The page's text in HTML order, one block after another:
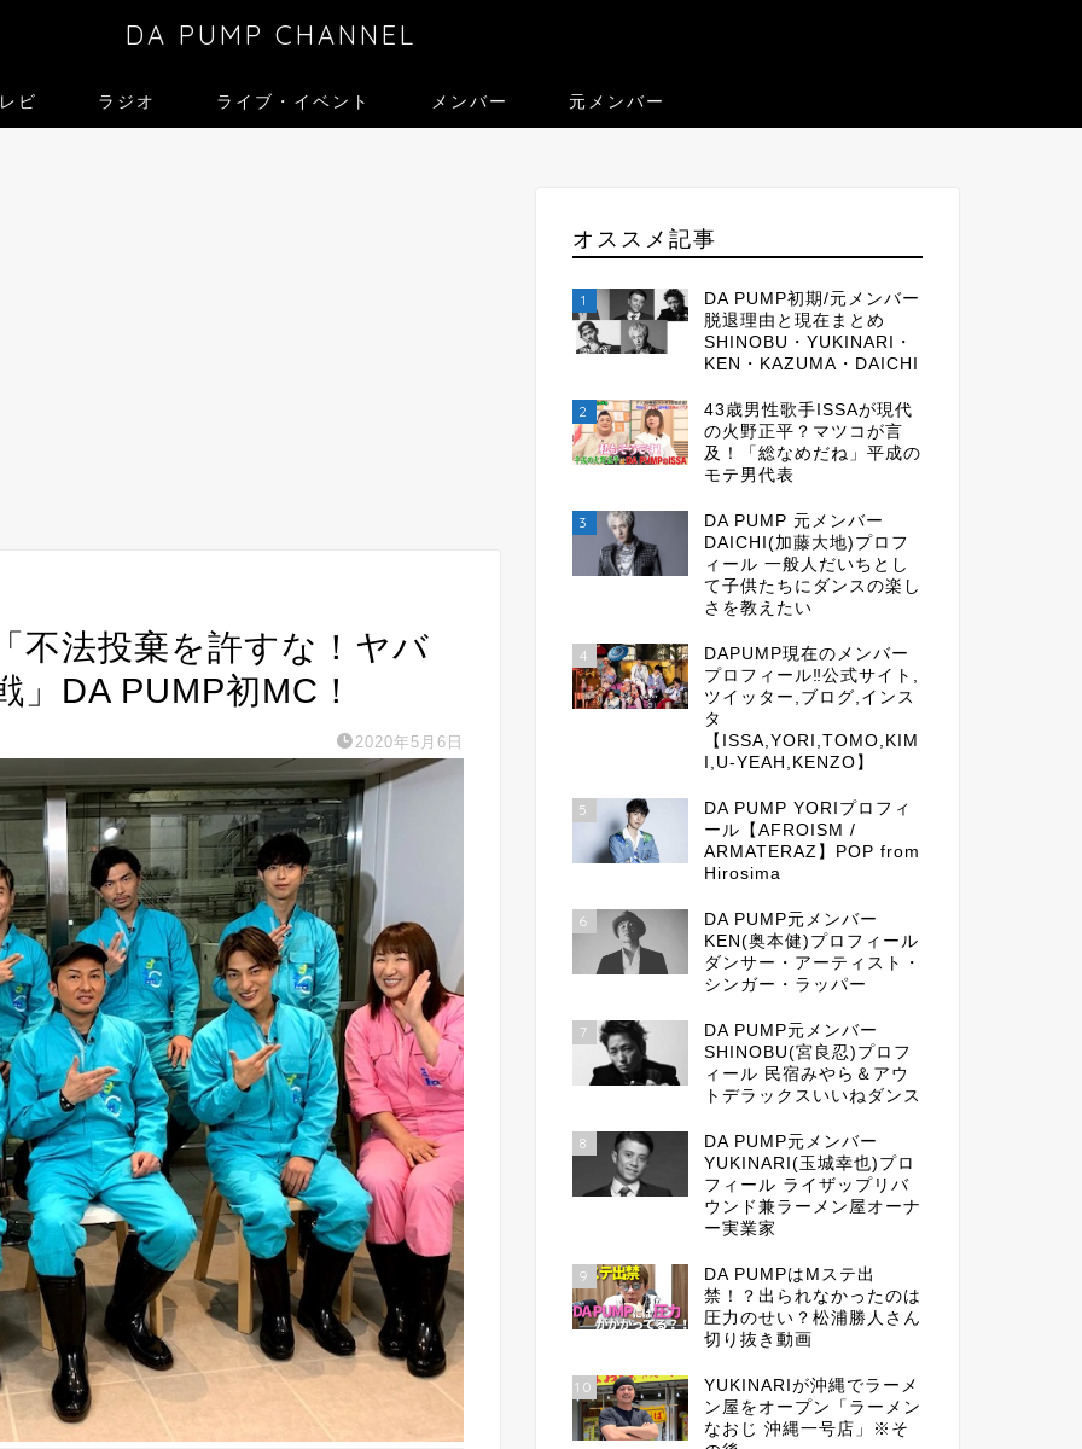
DA PUMP CHANNEL
ビ ラジオ ライブ・イベント メンバー 元メンバー
不法投棄を許すな！ヤバ
DA PUMP初MC！
2020年5月6日
オススメ記事
1
DA PUMP初期/元メンバー
脱退理由と現在まとめ
SHINOBU・YUKINARI・
KEN・KAZUMA・DAICHI
2
43歳男性歌手ISSAが現代
の火野正平？マツコが言
及！「総なめだね」平成の
モテ男代表
3
DA PUMP 元メンバー
DAICHI(加藤大地)プロフ
ィール 一般人だいちとし
て子供たちにダンスの楽し
さを教えたい
4
DAPUMP現在のメンバー
プロフィール‼公式サイト,
ツイッター,ブログ,インス
タ
【ISSA,YORI,TOMO,KIM
I,U-YEAH,KENZO】
5
DA PUMP YORIプロフィ
ール【AFROISM /
ARMATERAZ】POP from
Hirosima
6
DA PUMP元メンバー
KEN(奥本健)プロフィール
ダンサー・アーティスト・
シンガー・ラッパー
7
DA PUMP元メンバー
SHINOBU(宮良忍)プロフ
ィール 民宿みやら＆アウ
トデラックスいいねダンス
8
DA PUMP元メンバー
YUKINARI(玉城幸也)プロ
フィール ライザップリバ
ウンド兼ラーメン屋オーナ
ー実業家
9
DA PUMPはMステ出
禁！？出られなかったのは
圧力のせい？松浦勝人さん
切り抜き動画
10
YUKINARIが沖縄でラーメ
ン屋をオープン「ラーメン
なおじ 沖縄一号店」※そ